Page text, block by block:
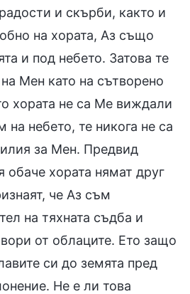
и скърби, както и
на хората, Аз също
и под небето. Затова те
Мен като на сътворено
хората не са Ме виждали
на небето, те никога не са
за Мен. Предвид
обаче хората нямат друг
че Аз съм
на тяхната съдба и
от облаците. Ето защо
си до земята пред
Не е ли това